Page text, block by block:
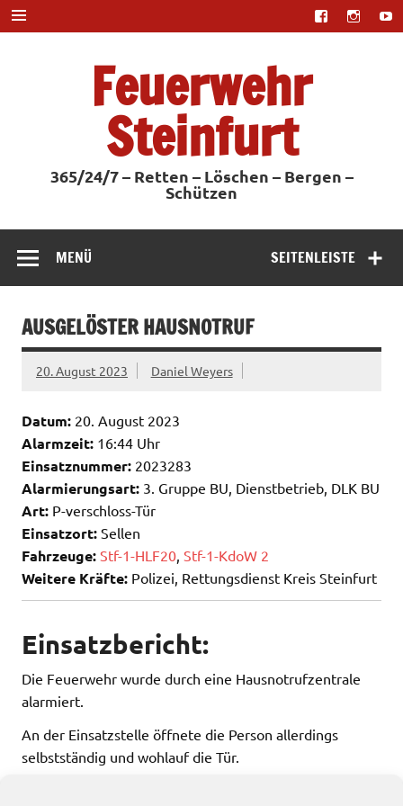
Zum
Inhalt
springen
Feuerwehr
Steinfurt
365/24/7 – Retten – Löschen – Bergen –
Schützen
SEITENLEISTE
MENÜ
AUSGELÖSTER HAUSNOTRUF
20. August 2023 Daniel Weyers
Datum: 20. August 2023
Alarmzeit: 16:44 Uhr
Einsatznummer: 2023283
Alarmierungsart: 3. Gruppe BU, Dienstbetrieb, DLK BU
Art: P-verschloss-Tür
Einsatzort: Sellen
Fahrzeuge: Stf-1-HLF20 Stf-1-KdoW 2
Weitere Kräfte: Polizei, Rettungsdienst Kreis Steinfurt
Einsatzbericht:
Die Feuerwehr wurde durch eine Hausnotrufzentrale
alarmiert.
An der Einsatzstelle öffnete die Person allerdings
selbstständig und wohlauf die Tür.